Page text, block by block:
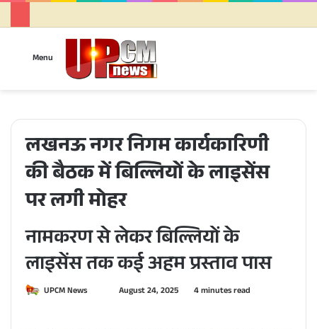
Menu
लखनऊ नगर निगम कार्यकारिणी
की बैठक में बिल्लियों के लाइसेंस
पर लगी मोहर
नामकरण से लेकर बिल्लियों के
लाइसेंस तक कई अहम प्रस्ताव पास
UPCM News August 24, 2025 4 minutes read